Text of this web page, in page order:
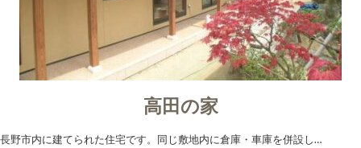
高田の家
長野市内に建てられた住宅です。同じ敷地内に倉庫・車庫を併設し…